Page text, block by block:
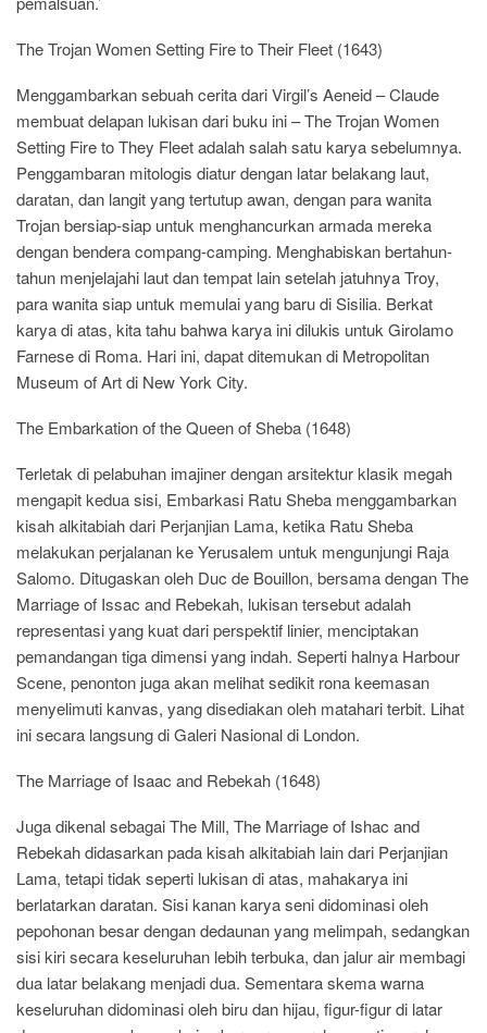
The Trojan Women Setting Fire to Their Fleet (1643)
Menggambarkan sebuah cerita dari Virgil’s Aeneid – Claude
membuat delapan lukisan dari buku ini – The Trojan Women
Setting Fire to They Fleet adalah salah satu karya sebelumnya.
Penggambaran mitologis diatur dengan latar belakang laut,
daratan, dan langit yang tertutup awan, dengan para wanita
Trojan bersiap-siap untuk menghancurkan armada mereka
dengan bendera compang-camping. Menghabiskan bertahun-
tahun menjelajahi laut dan tempat lain setelah jatuhnya Troy,
para wanita siap untuk memulai yang baru di Sisilia. Berkat
karya di atas, kita tahu bahwa karya ini dilukis untuk Girolamo
Farnese di Roma. Hari ini, dapat ditemukan di Metropolitan
Museum of Art di New York City.
The Embarkation of the Queen of Sheba (1648)
Terletak di pelabuhan imajiner dengan arsitektur klasik megah
mengapit kedua sisi, Embarkasi Ratu Sheba menggambarkan
kisah alkitabiah dari Perjanjian Lama, ketika Ratu Sheba
melakukan perjalanan ke Yerusalem untuk mengunjungi Raja
Salomo. Ditugaskan oleh Duc de Bouillon, bersama dengan The
Marriage of Issac and Rebekah, lukisan tersebut adalah
representasi yang kuat dari perspektif linier, menciptakan
pemandangan tiga dimensi yang indah. Seperti halnya Harbour
Scene, penonton juga akan melihat sedikit rona keemasan
menyelimuti kanvas, yang disediakan oleh matahari terbit. Lihat
ini secara langsung di Galeri Nasional di London.
The Marriage of Isaac and Rebekah (1648)
Juga dikenal sebagai The Mill, The Marriage of Ishac and
Rebekah didasarkan pada kisah alkitabiah lain dari Perjanjian
Lama, tetapi tidak seperti lukisan di atas, mahakarya ini
berlatarkan daratan. Sisi kanan karya seni didominasi oleh
pepohonan besar dengan dedaunan yang melimpah, sedangkan
sisi kiri secara keseluruhan lebih terbuka, dan jalur air membagi
dua latar belakang menjadi dua. Sementara skema warna
keseluruhan didominasi oleh biru dan hijau, figur-figur di latar